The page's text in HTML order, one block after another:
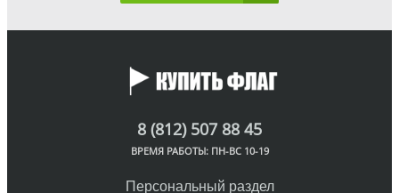
8 (812) 507 88 45
ВРЕМЯ РАБОТЫ: ПН-ВС 10-19
Персональный раздел